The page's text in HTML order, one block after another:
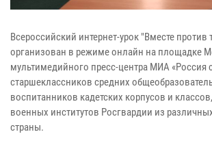
Всероссийский интернет-урок "Вместе против
организован в режиме онлайн на площадке
мультимедийного пресс-центра МИА «Россия
старшеклассников средних
воспитанников кадетских корпусов и
военных институтов Росгвардии из
страны.